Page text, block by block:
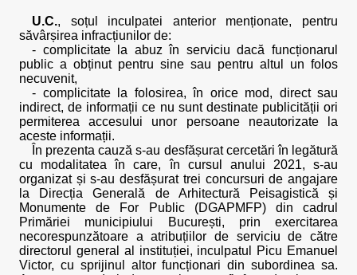
U.C., soțul inculpatei anterior menționate, pentru
săvârșirea infracțiunilor de:
- complicitate la abuz în serviciu dacă funcționarul
public a obținut pentru sine sau pentru altul un folos
necuvenit,
- complicitate la folosirea, în orice mod, direct sau
indirect, de informații ce nu sunt destinate publicității ori
permiterea accesului unor persoane neautorizate la
aceste informații.
În prezenta cauză s-au desfășurat cercetări în legătură
cu modalitatea în care, în cursul anului 2021, s-au
organizat și s-au desfășurat trei concursuri de angajare
la Direcția Generală de Arhitectură Peisagistică și
Monumente de For Public (DGAPMFP) din cadrul
Primăriei municipiului București, prin exercitarea
necorespunzătoare a atribuțiilor de serviciu de către
directorul general al instituției, inculpatul Picu Emanuel
Victor, cu sprijinul altor funcționari din subordinea sa.